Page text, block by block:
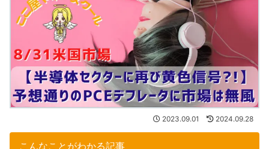
2023.09.01 2024.09.28
こんなことがわかる記事